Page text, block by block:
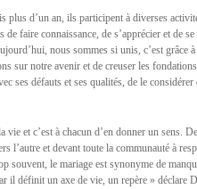
plus d’un an, ils participent à diverses
de faire connaissance, de s’apprécier et de
nous sommes si unis, c’est grâce
sur notre avenir et de creuser les
ses défauts et ses qualités, de le
vie et c’est à chacun d’en donner un sens.
l’autre et devant toute la communauté à
le mariage est synonyme de
il définit un axe de vie, un repère » déclare